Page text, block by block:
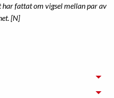
fattat om vigsel mellan par av
[N]